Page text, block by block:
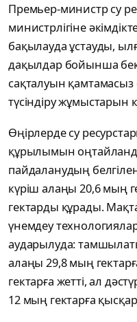
Премьер-министр су
министрлігіне
бақылауда ұстауды,
дақылдар бойынша
сақталуын
түсіндіру жұмыстарын
Өңірлерде су
құрылымын
пайдаланудың
күріш алаңы 20,6 мың
гектарды құрады.
үнемдеу
аударылуда:
алаңы 29,8 мың
гектарға жетті, ал
12 мың гектарға